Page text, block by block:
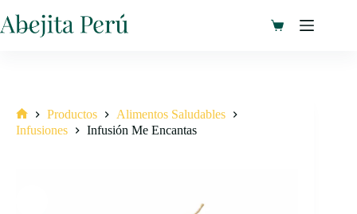
al
contenido
Carro
Inicio
Productos
Alimentos Saludables
Infusiones
Infusión Me Encantas